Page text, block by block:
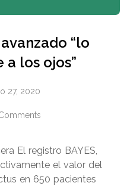
“lo
a los ojos”
27, 2020
El registro BAYES,
el valor del
en 650 pacientes